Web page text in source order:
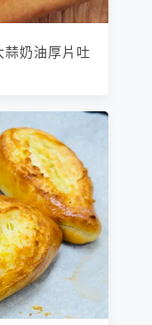
蒜奶油厚片吐